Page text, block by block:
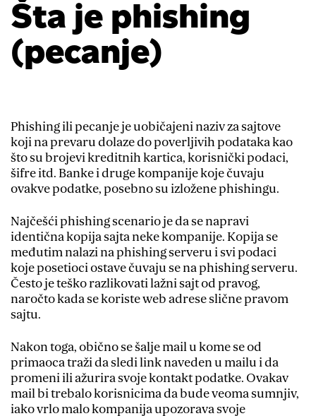
Šta je phishing
(pecanje)
Phishing ili pecanje je uobičajeni naziv za sajtove
koji na prevaru dolaze do poverljivih podataka kao
što su brojevi kreditnih kartica, korisnički podaci,
šifre itd. Banke i druge kompanije koje čuvaju
ovakve podatke, posebno su izložene phishingu.
Najčešći phishing scenario je da se napravi
identična kopija sajta neke kompanije. Kopija se
međutim nalazi na phishing serveru i svi podaci
koje posetioci ostave čuvaju se na phishing serveru.
Često je teško razlikovati lažni sajt od pravog,
naročto kada se koriste web adrese slične pravom
sajtu.
Nakon toga, obično se šalje mail u kome se od
primaoca traži da sledi link naveden u mailu i da
promeni ili ažurira svoje kontakt podatke. Ovakav
mail bi trebalo korisnicima da bude veoma sumnjiv,
iako vrlo malo kompanija upozorava svoje